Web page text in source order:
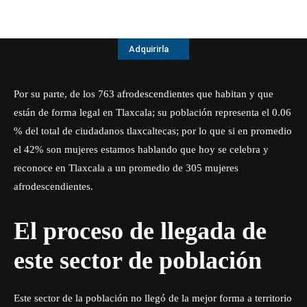
Adquirirla
Por su parte, de los 763 afrodescendientes que habitan y que
están de forma legal en Tlaxcala; su población representa el 0.06
% del total de ciudadanos tlaxcaltecas; por lo que si en promedio
el 42% son mujeres estamos hablando que hoy se celebra y
reconoce en Tlaxcala a un promedio de 305 mujeres
afrodescendientes.
El proceso de llegada de
este sector de población
Este sector de la población no llegó de la mejor forma a territorio